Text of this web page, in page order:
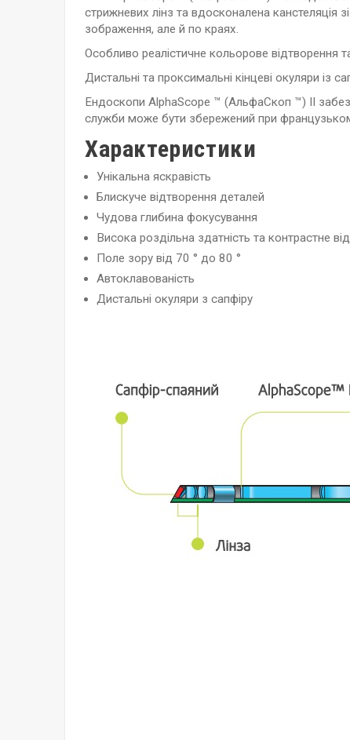
стрижневих лінз та вдосконалена канстеляція
зображення, але й по краях.
Особливо реалістичне кольорове відтворення
Дистальні та проксимальні кінцеві окуляри із
Ендоскопи AlphaScope ™ (АльфаСкоп ™) II
служби може бути збережений при
Характеристики
Унікальна яскравість
Блискуче відтворення деталей
Чудова глибина фокусування
Висока роздільна здатність та контрастне
Поле зору від 70 ° до 80 °
Автоклавованість
Дистальні окуляри з сапфіру